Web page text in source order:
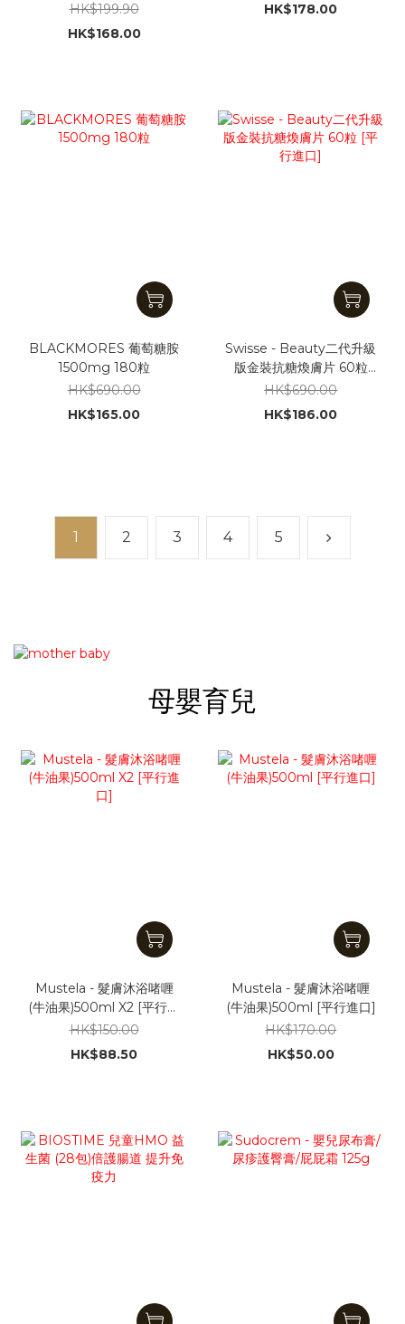
HK$199.90
HK$168.00
進口]
HK$178.00
BLACKMORES 葡萄糖胺
1500mg 180粒
HK$690.00
HK$165.00
Swisse - Beauty二代升級
版金裝抗糖煥膚片 60粒
[平行進口]
HK$690.00
HK$186.00
1 2 3 4 5
母嬰育兒
Mustela - 髮膚沐浴啫喱
(牛油果)500ml X2 [平行進
口]
HK$150.00
HK$88.50
Mustela - 髮膚沐浴啫喱
(牛油果)500ml [平行進口]
HK$170.00
HK$50.00